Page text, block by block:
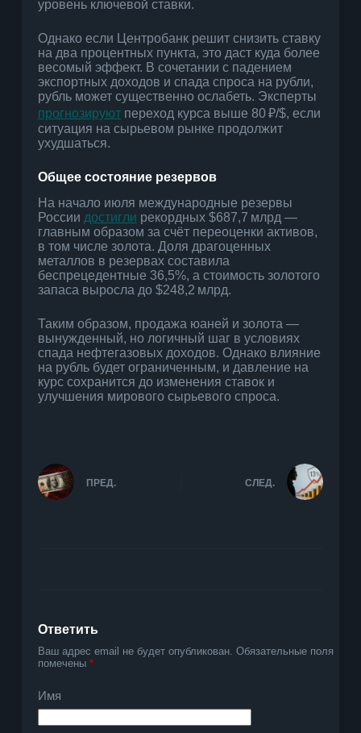
уровень ключевой ставки.
Однако если Центробанк решит снизить ставку
на два процентных пункта, это даст куда более
весомый эффект. В сочетании с падением
экспортных доходов и спада спроса на рубли,
рубль может существенно ослабеть. Эксперты
прогнозируютпереход курса выше 80 ₽/$, если
ситуация на сырьевом рынке продолжит
ухудшаться.
Общее состояние резервов
На начало июля международные резервы
России достигли рекордных $687,7 млрд —
главным образом за счёт переоценки активов,
в том числе золота. Доля драгоценных
металлов в резервах составила
беспрецедентные 36,5%, а стоимость золотого
запаса выросла до $248,2 млрд.
Таким образом, продажа юаней и золота —
вынужденный, но логичный шаг в условиях
спада нефтегазовых доходов. Однако влияние
на рубль будет ограниченным, и давление на
курс сохранится до изменения ставок и
улучшения мирового сырьевого спроса.
ПРЕД. СЛЕД.
Ответить
Ваш адрес email не будет опубликован. Обязательные поля
помечены *
Имя